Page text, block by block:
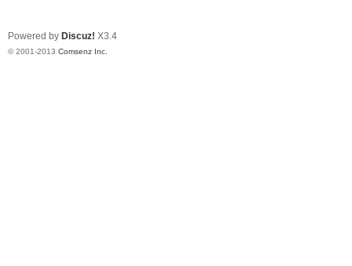
Powered by Discuz! X3.4
© 2001-2013 Comsenz Inc.